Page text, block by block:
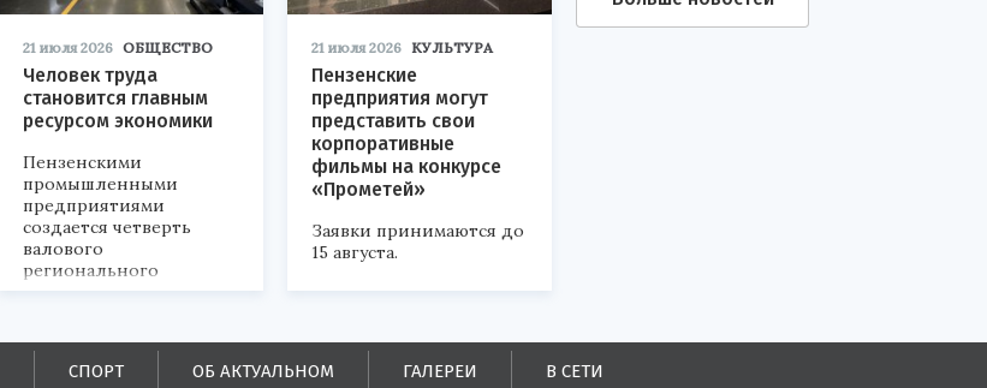
21 июля 2026 ОБЩЕСТВО
Человек труда
становится главным
ресурсом экономики
Пензенскими
промышленными
предприятиями
создается четверть
валового
регионального
продукта и
поступлений в
бюджеты всех уровней.
21 июля 2026 КУЛЬТУРА
Пензенские
предприятия могут
представить свои
корпоративные
фильмы на конкурсе
«Прометей»
Заявки принимаются до
15 августа.
СПОРТ ОБ АКТУАЛЬНОМ ГАЛЕРЕИ В СЕТИ